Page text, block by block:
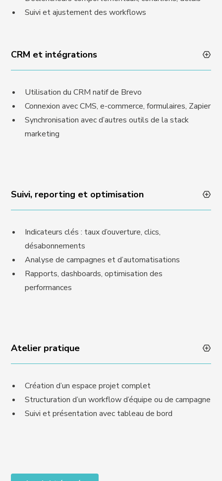
Suivi et ajustement des workflows
CRM et intégrations
Utilisation du CRM natif de Brevo
Connexion avec CMS, e-commerce, formulaires, Zapier
Synchronisation avec d’autres outils de la stack
marketing
Suivi, reporting et optimisation
Indicateurs clés : taux d’ouverture, clics,
désabonnements
Analyse de campagnes et d’automatisations
Rapports, dashboards, optimisation des
performances
Atelier pratique
Création d’un espace projet complet
Structuration d’un workflow d’équipe ou de campagne
Suivi et présentation avec tableau de bord